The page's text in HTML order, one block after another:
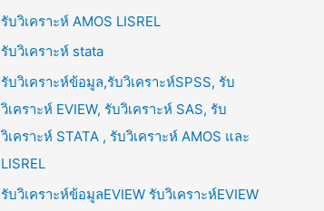
รับวิเคราะห์ AMOS LISREL
รับวิเคราะห์ stata
รับวิเคราะห์ข้อมูล,รับวิเคราะห์SPSS, รับ
วิเคราะห์ EVIEW, รับวิเคราะห์ SAS, รับ
วิเคราะห์ STATA , รับวิเคราะห์ AMOS และ
LISREL
รับวิเคราะห์ข้อมูลEVIEW รับวิเคราะห์EVIEW